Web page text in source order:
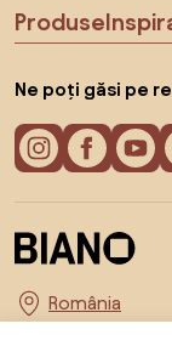
Produse
Ne poți găsi pe
Alege țara